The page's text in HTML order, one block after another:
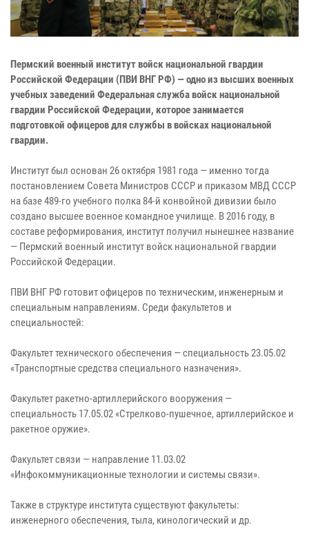
Пермский военный институт войск национальной гвардии
Российской Федерации (ПВИ ВНГ РФ) — одно из высших военных
учебных заведений Федеральная служба войск национальной
гвардии Российской Федерации, которое занимается
подготовкой офицеров для службы в войсках национальной
гвардии.
Институт был основан 26 октября 1981 года — именно тогда
постановлением Совета Министров СССР и приказом МВД СССР
на базе 489-го учебного полка 84-й конвойной дивизии было
создано высшее военное командное училище. В 2016 году, в
составе реформирования, институт получил нынешнее название
— Пермский военный институт войск национальной гвардии
Российской Федерации.
ПВИ ВНГ РФ готовит офицеров по техническим, инженерным и
специальным направлениям. Среди факультетов и
специальностей:
Факультет технического обеспечения — специальность 23.05.02
«Транспортные средства специального назначения».
Факультет ракетно-артиллерийского вооружения —
специальность 17.05.02 «Стрелково-пушечное, артиллерийское и
ракетное оружие».
Факультет связи — направление 11.03.02
«Инфокоммуникационные технологии и системы связи».
Также в структуре института существуют факультеты:
инженерного обеспечения, тыла, кинологический и др.